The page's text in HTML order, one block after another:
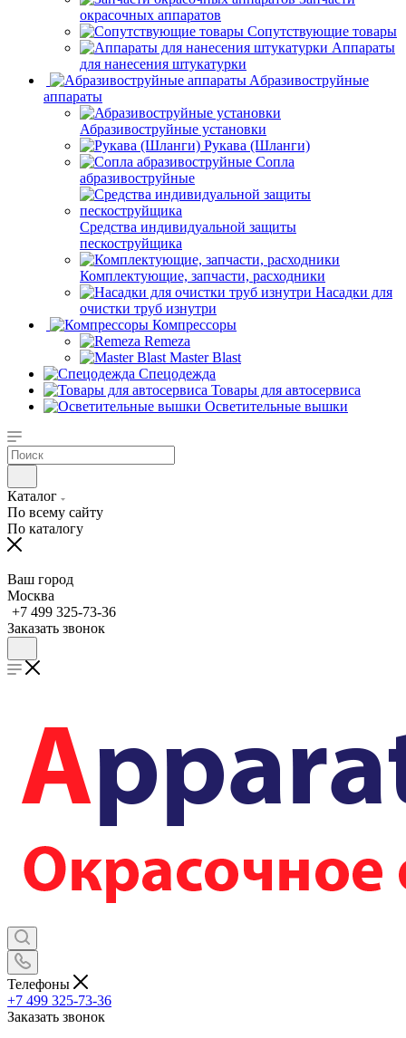
окрасочных аппаратов
Сопутствующие товары
Аппараты
для нанесения штукатурки
Aбразивоструйные
аппараты
Абразивоструйные установки
Рукава (Шланги)
Сопла
абразивоструйные
Средства индивидуальной защиты
пескоструйщика
Комплектующие, запчасти, расходники
Насадки для
очистки труб изнутри
Компрессоры
Remeza
Master Blast
Спецодежда
Товары для автосервиса
Осветительные вышки
Каталог
По всему сайту
По каталогу
Ваш город
Москва
+7 499 325-73-36
Заказать звонок
Телефоны
+7 499 325-73-36
Заказать звонок